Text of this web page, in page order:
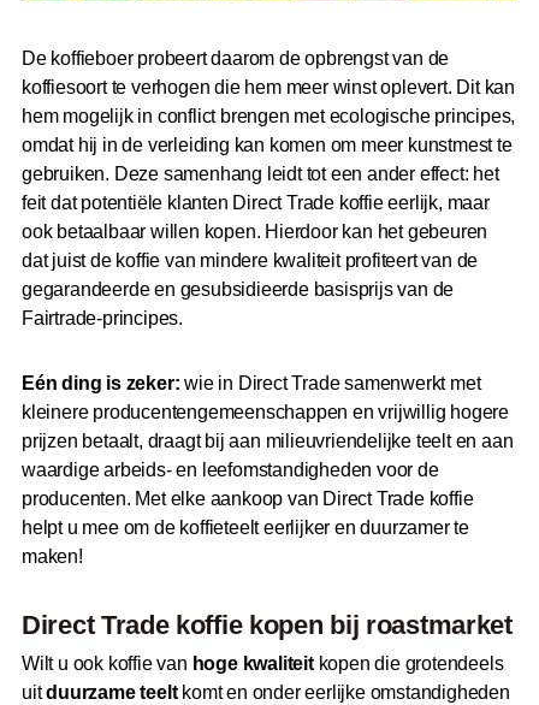
De koffieboer probeert daarom de opbrengst van de
koffiesoort te verhogen die hem meer winst oplevert. Dit kan
hem mogelijk in conflict brengen met ecologische principes,
omdat hij in de verleiding kan komen om meer kunstmest te
gebruiken. Deze samenhang leidt tot een ander effect: het
feit dat potentiële klanten Direct Trade koffie eerlijk, maar
ook betaalbaar willen kopen. Hierdoor kan het gebeuren
dat juist de koffie van mindere kwaliteit profiteert van de
gegarandeerde en gesubsidieerde basisprijs van de
Fairtrade-principes.
Eén ding is zeker: wie in Direct Trade samenwerkt met
kleinere producentengemeenschappen en vrijwillig hogere
prijzen betaalt, draagt bij aan milieuvriendelijke teelt en aan
waardige arbeids- en leefomstandigheden voor de
producenten. Met elke aankoop van Direct Trade koffie
helpt u mee om de koffieteelt eerlijker en duurzamer te
maken!
Direct Trade koffie kopen bij roastmarket
Wilt u ook koffie van hoge kwaliteitkopen die grotendeels
uitduurzame teeltkomt en onder eerlijke omstandigheden